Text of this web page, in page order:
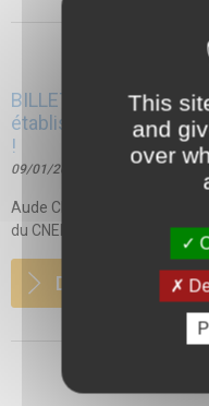
BILLET D’HUMEUR –
établissement de
!
09/01/2020
Aude Charbonnel, juriste,
du CNEH La fouille des
DETAILS
This
and
over